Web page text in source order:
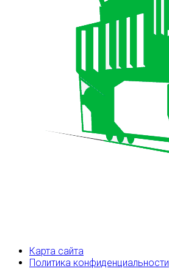
Карта сайта
Политика конфиденциальности